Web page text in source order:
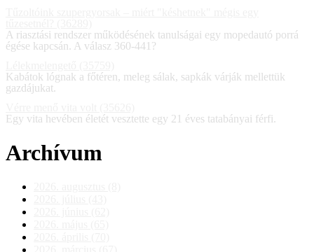
A riasztási rendszer működésének tanulságai egy mopedautó porrá
égése kapcsán. A válasz 360-441?
Kabátok lógnak a főtéren, meleg sálak, sapkák várják mellettük
gazdájukat.
Egy vita hevében életét vesztette egy 21 éves tatabányai férfi.
Archívum